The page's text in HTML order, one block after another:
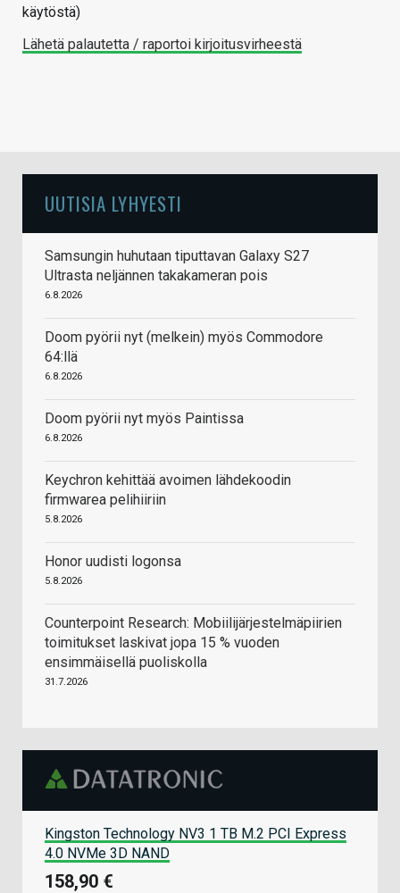
käytöstä)
Lähetä palautetta / raportoi kirjoitusvirheestä
UUTISIA LYHYESTI
Samsungin huhutaan tiputtavan Galaxy S27
Ultrasta neljännen takakameran pois
6.8.2026
Doom pyörii nyt (melkein) myös Commodore
64:llä
6.8.2026
Doom pyörii nyt myös Paintissa
6.8.2026
Keychron kehittää avoimen lähdekoodin
firmwarea pelihiiriin
5.8.2026
Honor uudisti logonsa
5.8.2026
Counterpoint Research: Mobiilijärjestelmäpiirien
toimitukset laskivat jopa 15 % vuoden
ensimmäisellä puoliskolla
31.7.2026
Kingston Technology NV3 1 TB M.2 PCI Express
4.0 NVMe 3D NAND
158,90 €